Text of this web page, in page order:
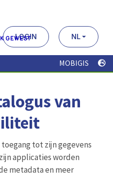
LOGIN NL
MOBIGIS
van
tot zijn gegevens
applicaties worden
metadata en meer